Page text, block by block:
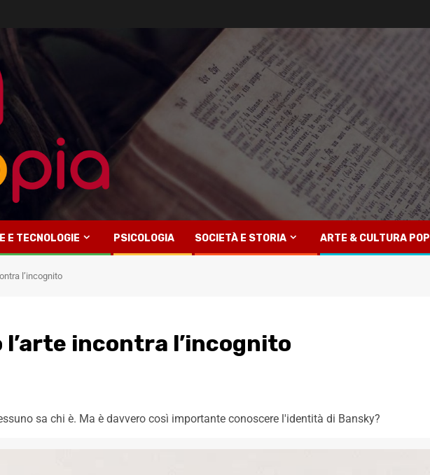
E TECNOLOGIE PSICOLOGIA SOCIETÀ E STORIA ARTE & CULTURA POP
l’incognito
l’arte incontra l’incognito
sa chi è. Ma è davvero così importante conoscere l'identità di Bansky?